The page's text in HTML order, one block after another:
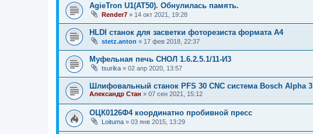
AgieTron U1(AT50). Обнулилась память.
Render7 » 14 окт 2021, 19:28
HLDI станок для засветки фоторезиста формата А4
stetz.anton » 17 фев 2018, 22:37
Муфельная печь СНОЛ 1.6.2.5.1/11-И3
tsurika » 02 апр 2020, 13:57
Шлифовальный станок PFS 30 CNC система Bosch Alpha 3
Александр Стан » 07 сен 2021, 15:12
ОЦК0126Ф4 координатно пробивной пресс
Loituma » 03 янв 2015, 13:29